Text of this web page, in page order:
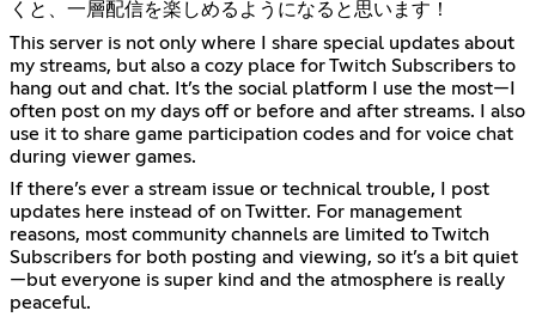
くと、一層配信を楽しめるようになると思います！
This server is not only where I share special updates about
my streams, but also a cozy place for Twitch Subscribers to
hang out and chat. It’s the social platform I use the most—I
often post on my days off or before and after streams. I also
use it to share game participation codes and for voice chat
during viewer games.
If there’s ever a stream issue or technical trouble, I post
updates here instead of on Twitter. For management
reasons, most community channels are limited to Twitch
Subscribers for both posting and viewing, so it’s a bit quiet
—but everyone is super kind and the atmosphere is really
peaceful.